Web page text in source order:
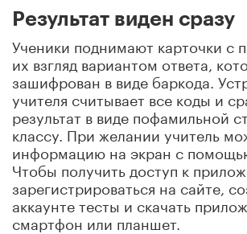
Результат виден сразу
Ученики поднимают карточки с
их взгляд вариантом ответа,
зашифрован в виде баркода.
учителя считывает все коды и
результат в виде пофамильной
классу. При желании учитель
информацию на экран с
Чтобы получить доступ к
зарегистрироваться на сайте,
аккаунте тесты и скачать
смартфон или планшет.